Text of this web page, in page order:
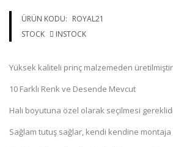
ÜRÜN KODU: ROYAL21
STOCK
INSTOCK
Yüksek kaliteli prinç malzemeden
10 Farklı Renk ve Desende Mevcut
Halı boyutuna özel olarak seçilmesi
Sağlam tutuş sağlar, kendi kendine